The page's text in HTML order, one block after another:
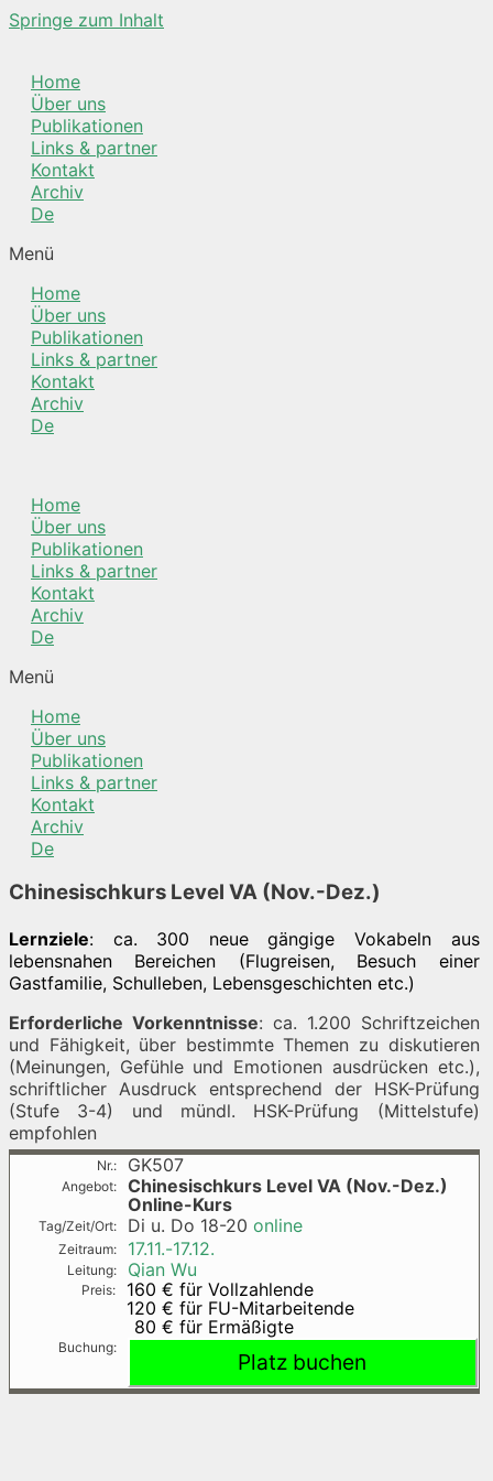
Springe zum Inhalt
Home
Über uns
Publikationen
Links & partner
Kontakt
Archiv
De
Menü
Home
Über uns
Publikationen
Links & partner
Kontakt
Archiv
De
Home
Über uns
Publikationen
Links & partner
Kontakt
Archiv
De
Menü
Home
Über uns
Publikationen
Links & partner
Kontakt
Archiv
De
Chinesischkurs Level VA (Nov.-Dez.)
Lernziele: ca. 300 neue gängige Vokabeln aus
lebensnahen Bereichen (Flugreisen, Besuch einer
Gastfamilie, Schulleben, Lebensgeschichten etc.)
Erforderliche Vorkenntnisse: ca. 1.200 Schriftzeichen
und Fähigkeit, über bestimmte Themen zu diskutieren
(Meinungen, Gefühle und Emotionen ausdrücken etc.),
schriftlicher Ausdruck entsprechend der HSK-Prüfung
(Stufe 3-4) und mündl. HSK-Prüfung (Mittelstufe)
empfohlen
GK507
Chinesischkurs Level VA (Nov.-Dez.)
Online-Kurs
Di u. Do 18-20 online
17.11.-17.12.
Qian Wu
160 € für Vollzahlende
120 € für FU-Mitarbeitende
80 € für Ermäßigte